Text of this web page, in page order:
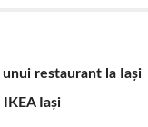
restaurant la Iași
Iași